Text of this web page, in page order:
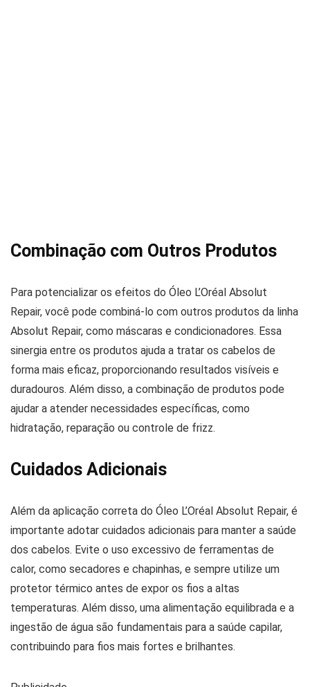
Combinação com Outros Produtos
Para potencializar os efeitos do Óleo L’Oréal Absolut
Repair, você pode combiná-lo com outros produtos da linha
Absolut Repair, como máscaras e condicionadores. Essa
sinergia entre os produtos ajuda a tratar os cabelos de
forma mais eficaz, proporcionando resultados visíveis e
duradouros. Além disso, a combinação de produtos pode
ajudar a atender necessidades específicas, como
hidratação, reparação ou controle de frizz.
Cuidados Adicionais
Além da aplicação correta do Óleo L’Oréal Absolut Repair, é
importante adotar cuidados adicionais para manter a saúde
dos cabelos. Evite o uso excessivo de ferramentas de
calor, como secadores e chapinhas, e sempre utilize um
protetor térmico antes de expor os fios a altas
temperaturas. Além disso, uma alimentação equilibrada e a
ingestão de água são fundamentais para a saúde capilar,
contribuindo para fios mais fortes e brilhantes.